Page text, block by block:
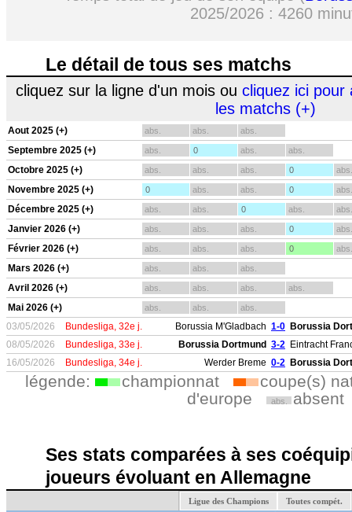
2025/2026 : 4260
Le détail de tous ses matchs
cliquez sur la ligne d'un mois ou cliquez ici pour
les matchs (+)
Aout 2025 (+) abs. abs. abs.
Septembre 2025 (+) abs. 0 abs. abs.
Octobre 2025 (+) abs. abs. abs. 0 abs.
Novembre 2025 (+) 0 abs. abs. 0 abs.
Décembre 2025 (+) abs. abs. 0 abs. abs.
Janvier 2026 (+) abs. abs. abs. 0 abs.
Février 2026 (+) abs. abs. abs. 0 abs.
Mars 2026 (+) abs. abs. abs.
Avril 2026 (+) abs. abs. abs. abs.
Mai 2026 (+) abs. abs. abs.
03/05/2026 Bundesliga, 32e j. Borussia M'Gladbach 1-0 Borussia
08/05/2026
Bundesliga, 33e j. Borussia Dortmund 3-2 Eintracht
16/05/2026
Bundesliga, 34e j. Werder Breme 0-2 Borussia
légende: championnat
coupe(s)
d'europe
abs. absent
Ses stats comparées à ses
joueurs évoluant en Allemagne
Ligue des Champions Toutes compét.